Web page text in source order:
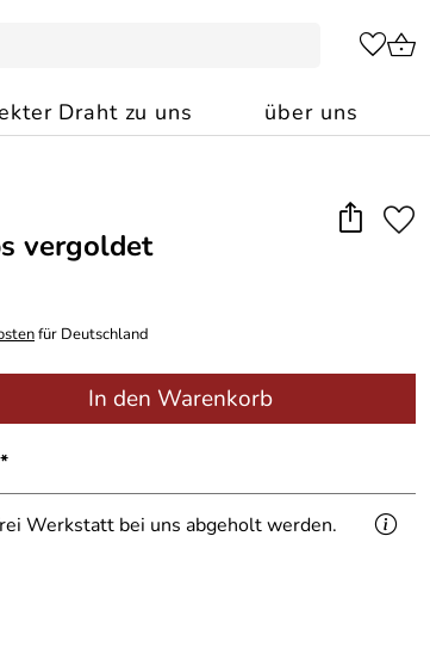
Draht zu uns über uns
vergoldet
für Deutschland
In den Warenkorb
Werkstatt bei uns abgeholt werden.